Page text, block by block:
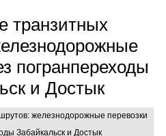
транзитных
погранпереходы
и Достык